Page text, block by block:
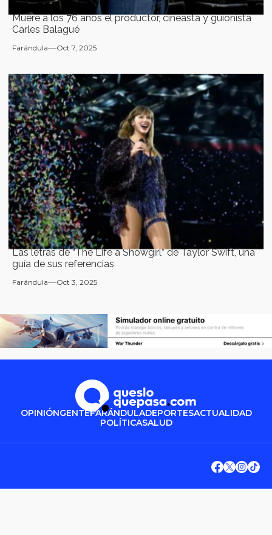
Muere a los 76 años el productor, cineasta y guionista
Carles Balagué
Farándula Oct 7, 2025
Las letras de “The Life a Showgirl” de Taylor Swift, una
guía de sus referencias
Farándula Oct 3, 2025
OPINIÓNGENTEFARÁNDULADEPORTESACTUALIDAD
POLÍTICASALUD